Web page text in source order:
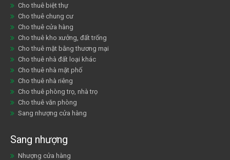
Cho thuê biệt thự
Cho thuê chung cư
Cho thuê cửa hàng
Cho thuê kho xưởng, đất trống
Cho thuê mặt bằng thương mại
Cho thuê nhà đất loại khác
Cho thuê nhà mặt phố
Cho thuê nhà riêng
Cho thuê phòng trọ, nhà trọ
Cho thuê văn phòng
Sang nhượng cửa hàng
Sang nhượng
Nhượng cửa hàng